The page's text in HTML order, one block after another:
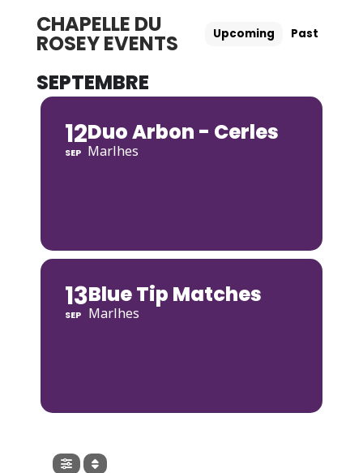
CHAPELLE DU
ROSEY EVENTS Upcoming Past
SEPTEMBRE
12
SEP
Duo Arbon - Cerles
Marlhes
13
SEP
Blue Tip Matches
Marlhes